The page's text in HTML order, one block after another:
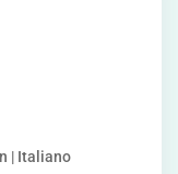
| Italiano